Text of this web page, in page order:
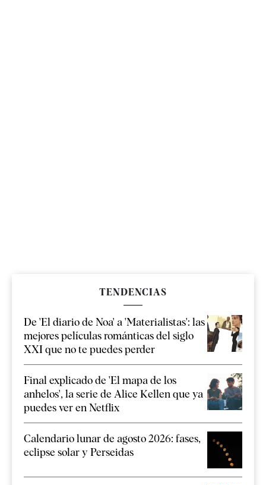
TENDENCIAS
De 'El diario de Noa' a 'Materialistas': las
mejores películas románticas del siglo
XXI que no te puedes perder
Final explicado de 'El mapa de los
anhelos', la serie de Alice Kellen que ya
puedes ver en Netflix
Calendario lunar de agosto 2026: fases,
eclipse solar y Perseidas